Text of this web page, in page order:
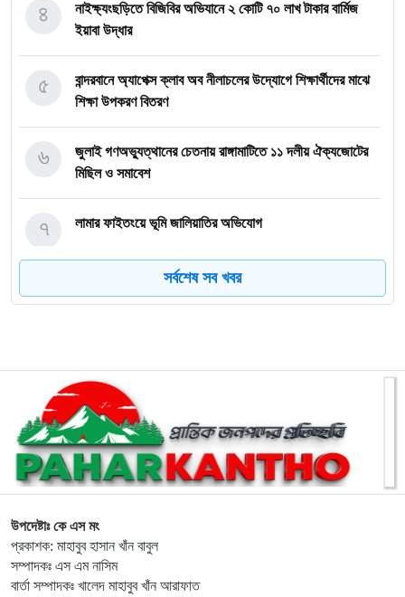
নাইক্ষ্যংছড়িতে বিজিবির অভিযানে ২ কোটি ৭০ লাখ টাকার বার্মিজ
ইয়াবা উদ্ধার
৪
বান্দরবানে অ্যাপেক্স ক্লাব অব নীলাচলের উদ্যোগে শিক্ষার্থীদের মাঝে
শিক্ষা উপকরণ বিতরণ
৫
জুলাই গণঅভ্যুত্থানের চেতনায় রাঙ্গামাটিতে ১১ দলীয় ঐক্যজোটের
মিছিল ও সমাবেশ
৬
লামার ফাইতংয়ে ভূমি জালিয়াতির অভিযোগ
৭
৮
দিবস’ পালিত
৯
লামায় সংস্কারের চার মাসের মাথায় আবারও সেতু ধস
১০
জুলাই গণঅভ্যুত্থান দিবসে শহীদদের প্রতি শ্রদ্ধা জানালেন এমপি
দীপেন দেওয়ান
১১
রামুর কচ্ছপিয়ায় ১১ বিজিবির অভিযানে ইয়াবা ও মদ উদ্ধার আটক–১
১২
সর্বশেষ সব খবর
উপদেষ্টাঃ কে এস মং
প্রকাশক: মাহাবুব হাসান খাঁন বাবুল
সম্পাদকঃ এস এম নাসিম
বার্তা সম্পাদকঃ খালেদ মাহাবুব খাঁন আরাফাত